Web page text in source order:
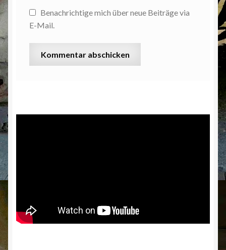
Benachrichtige mich über neue Beiträge via
E-Mail.